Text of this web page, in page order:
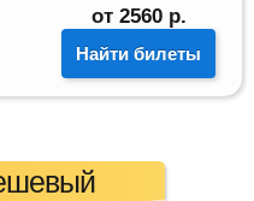
от 2560 р.
Найти билеты